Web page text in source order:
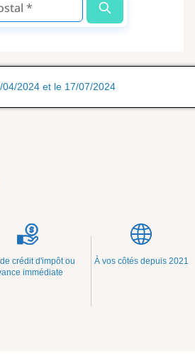
2024 et le 17/07/2024
crédit d'impôt ou
immédiate
À vos côtés depuis 2021